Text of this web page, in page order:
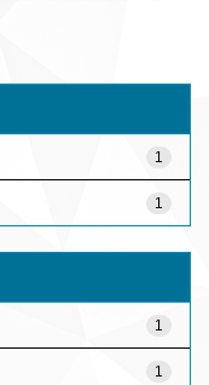
1
1
1
1